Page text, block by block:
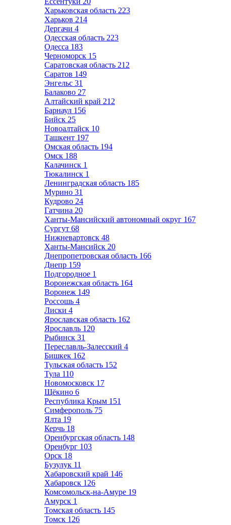
Харьковская область 223
Харьков 214
Дергачи 4
Одесская область 223
Одесса 183
Черноморск 15
Саратовская область 212
Саратов 149
Энгельс 31
Балаково 27
Алтайский край 212
Барнаул 156
Бийск 25
Новоалтайск 10
Ташкент 197
Омская область 194
Омск 188
Калачинск 1
Тюкалинск 1
Ленинградская область 185
Мурино 31
Кудрово 24
Гатчина 20
Ханты-Мансийский автономный округ 167
Сургут 68
Нижневартовск 48
Ханты-Мансийск 20
Днепропетровская область 166
Днепр 159
Подгородное 1
Воронежская область 164
Воронеж 149
Россошь 4
Лиски 4
Ярославская область 162
Ярославль 120
Рыбинск 31
Переславль-Залесский 4
Бишкек 162
Тульская область 152
Тула 110
Новомосковск 17
Щёкино 6
Республика Крым 151
Симферополь 75
Ялта 19
Керчь 18
Оренбургская область 148
Оренбург 103
Орск 18
Бузулук 11
Хабаровский край 146
Хабаровск 126
Комсомольск-на-Амуре 19
Амурск 1
Томская область 145
Томск 126